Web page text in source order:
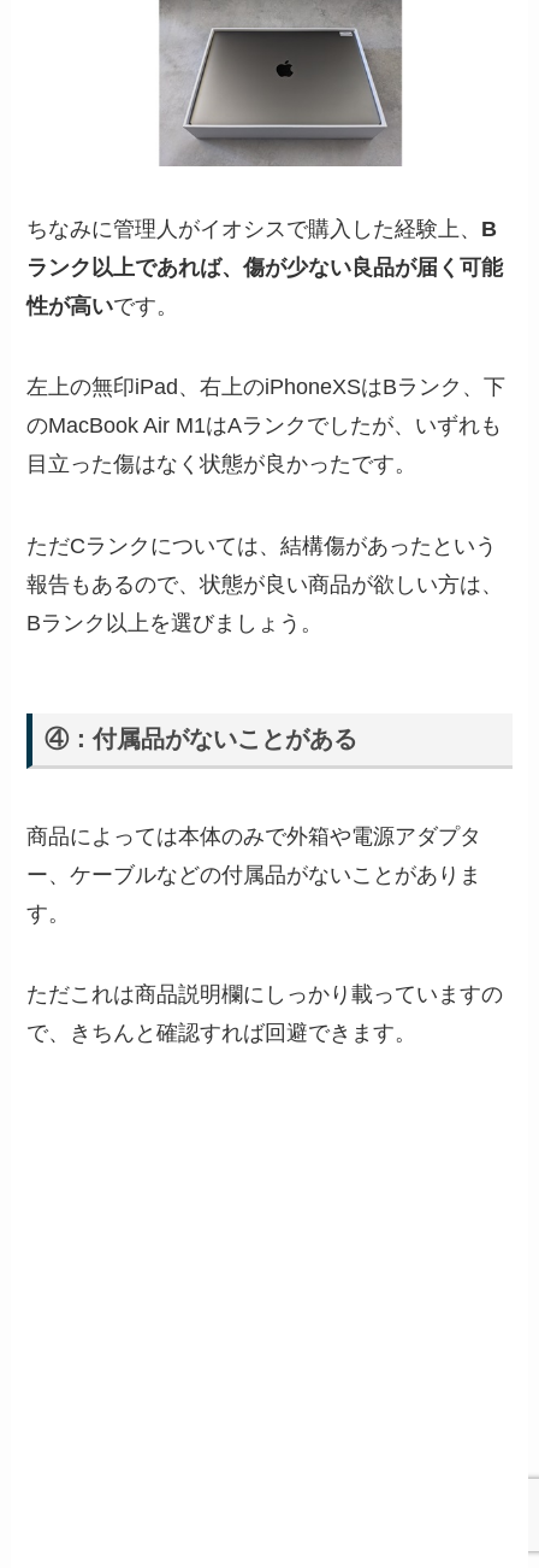
ちなみに管理人がイオシスで購入した経験上、 B
ランク以上であれば、傷が少ない良品が届く可能
性が高いです。
左上の無印iPad、右上のiPhoneXSはBランク、下
のMacBook Air M1はAランクでしたが、いずれも
目立った傷はなく状態が良かったです。
ただCランクについては、結構傷があったという
報告もあるので、状態が良い商品が欲しい方は、
Bランク以上を選びましょう。
④：付属品がないことがある
商品によっては本体のみで外箱や電源アダプタ
ー、ケーブルなどの付属品がないことがありま
す。
ただこれは商品説明欄にしっかり載っていますの
で、きちんと確認すれば回避できます。